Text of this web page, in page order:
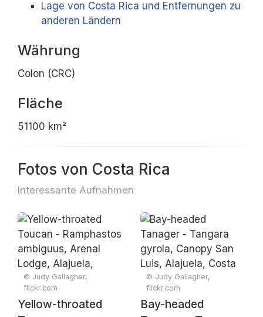
Lage von Costa Rica und Entfernungen zu
anderen Ländern
Währung
Colon (CRC)
Fläche
51100 km²
Fotos von Costa Rica
Interessante Aufnahmen
© Judy Gallagher,
flickr.com
Yellow-throated
© Judy Gallagher,
flickr.com
Bay-headed